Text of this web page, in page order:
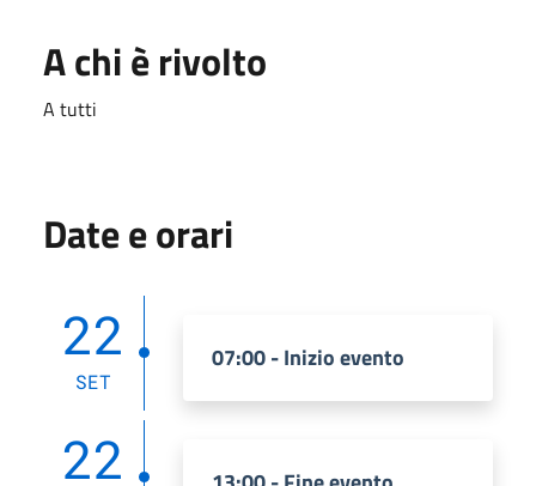
A chi è rivolto
A tutti
Date e orari
22
SET
07:00 - Inizio evento
22